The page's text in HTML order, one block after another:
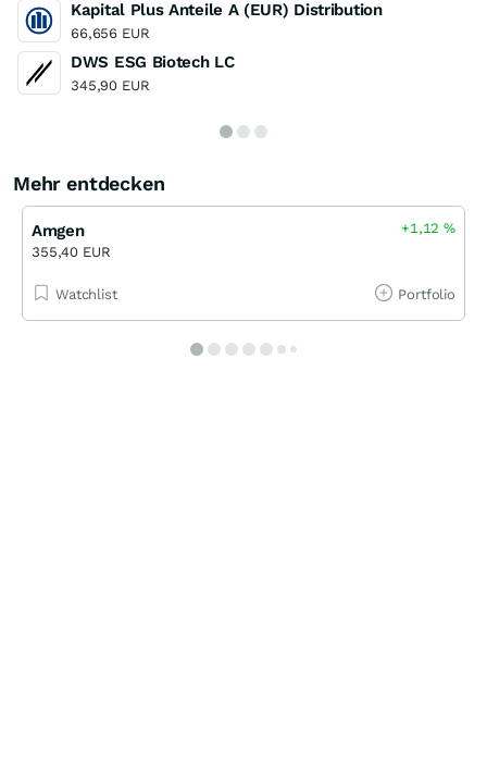
Kapital Plus Anteile A (EUR) Distribution
66,656 EUR
DWS ESG Biotech LC
345,90 EUR
Mehr entdecken
Amgen
355,40 EUR
+1,12%
Watchlist Portfolio